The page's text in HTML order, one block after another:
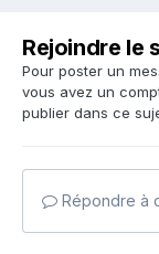
Rejoindre le
Pour poster un
vous avez un
publier dans ce
Répondre à